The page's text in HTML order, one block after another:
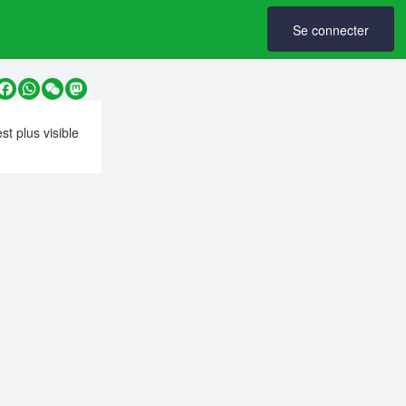
Se connecter
Facebook
WhatsApp
WeChatMastodon
plus visible